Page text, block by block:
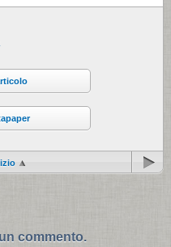
commento.